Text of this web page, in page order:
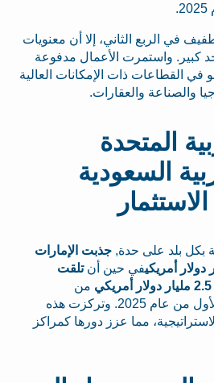
في الربع الثاني، إلا أن معنويات
كبير. واستمرت الأعمال مدفوعة
في القطاعات ذات الإمكانات العالية
والصناعة والعقارات.
المتحدة
السعودية
بكل بلد على حدة, جذبت الإمارات
في حين أنتلقت
من
الاستثمارات في النصف الأول من عام 2025. وتركزت هذه
مما عزز دورها كمراكز